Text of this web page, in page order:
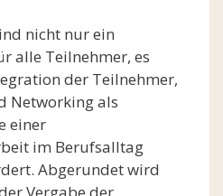
nicht nur ein
alle Teilnehmer, es
der Teilnehmer,
Networking als
einer
im Berufsalltag
Abgerundet wird